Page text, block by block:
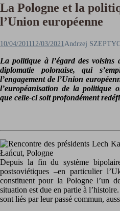
La Pologne et la
l’Union européenne
Posted
10/04/2011 12/03/2021 Author
Andrzej
La politique à l’égard des voisins
diplomatie polonaise, qui
l’engagement de l’Union
l’européanisation de la politique
que celle-ci soit profondément
Depuis la fin du système
postsoviétiques –en particulier
constituent pour la Pologne l’un
situation est due en partie à
sont liés par leur passé commun,